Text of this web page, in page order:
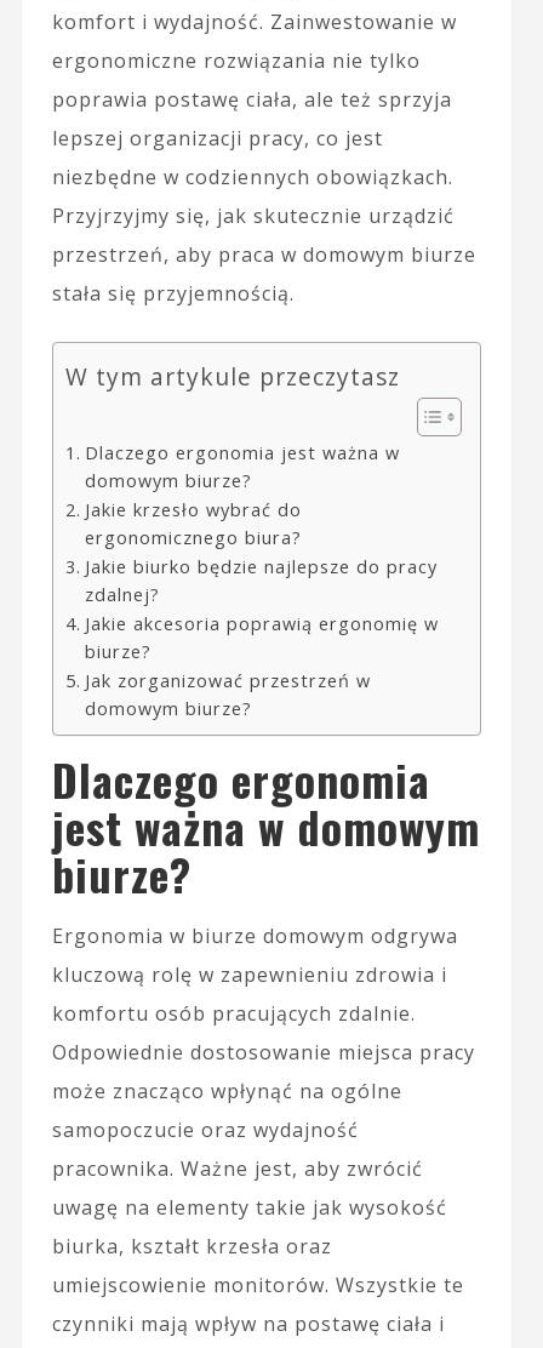
komfort i wydajność. Zainwestowanie w
ergonomiczne rozwiązania nie tylko
poprawia postawę ciała, ale też sprzyja
lepszej organizacji pracy, co jest
niezbędne w codziennych obowiązkach.
Przyjrzyjmy się, jak skutecznie urządzić
przestrzeń, aby praca w domowym biurze
stała się przyjemnością.
W tym artykule przeczytasz
Dlaczego ergonomia jest ważna w
domowym biurze?
Jakie krzesło wybrać do
ergonomicznego biura?
Jakie biurko będzie najlepsze do pracy
zdalnej?
Jakie akcesoria poprawią ergonomię w
biurze?
Jak zorganizować przestrzeń w
domowym biurze?
Dlaczego ergonomia
jest ważna w domowym
biurze?
Ergonomia w biurze domowym odgrywa
kluczową rolę w zapewnieniu zdrowia i
komfortu osób pracujących zdalnie.
Odpowiednie dostosowanie miejsca pracy
może znacząco wpłynąć na ogólne
samopoczucie oraz wydajność
pracownika. Ważne jest, aby zwrócić
uwagę na elementy takie jak wysokość
biurka, kształt krzesła oraz
umiejscowienie monitorów. Wszystkie te
czynniki mają wpływ na postawę ciała i